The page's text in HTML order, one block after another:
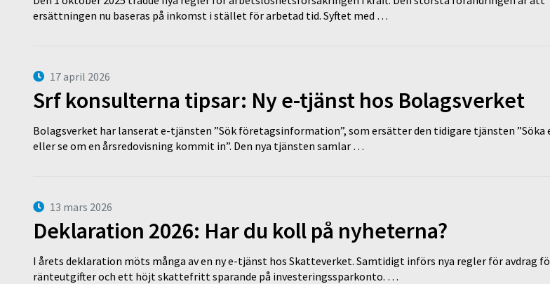
ersättningen nu baseras på inkomst i stället för arbetad tid. Syftet med …
17 april 2026
Srf konsulterna tipsar: Ny e-tjänst hos Bolagsverket
Bolagsverket har lanserat e-tjänsten ”Sök företagsinformation”, som ersätter den tidigare tjänsten ”Söka
eller se om en årsredovisning kommit in”. Den nya tjänsten samlar …
13 mars 2026
Deklaration 2026: Har du koll på nyheterna?
I årets deklaration möts många av en ny e-tjänst hos Skatteverket. Samtidigt införs nya regler för avdrag
ränteutgifter och ett höjt skattefritt sparande på investeringssparkonto. …